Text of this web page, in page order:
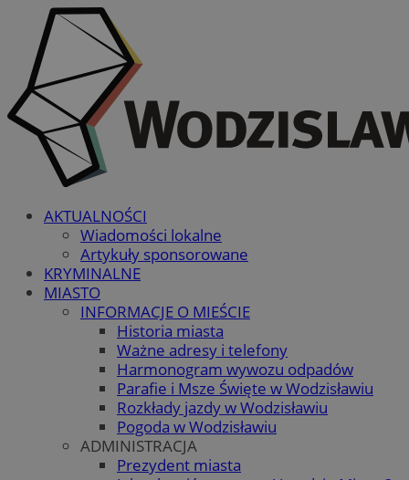
AKTUALNOŚCI
Wiadomości lokalne
Artykuły sponsorowane
KRYMINALNE
MIASTO
INFORMACJE O MIEŚCIE
Historia miasta
Ważne adresy i telefony
Harmonogram wywozu odpadów
Parafie i Msze Święte w Wodzisławiu
Rozkłady jazdy w Wodzisławiu
Pogoda w Wodzisławiu
ADMINISTRACJA
Prezydent miasta